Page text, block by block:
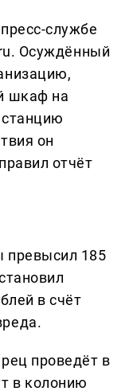
службе
Осуждённый
шкаф на
он
отчёт
превысил 185
в счёт
проведёт в
в колонию